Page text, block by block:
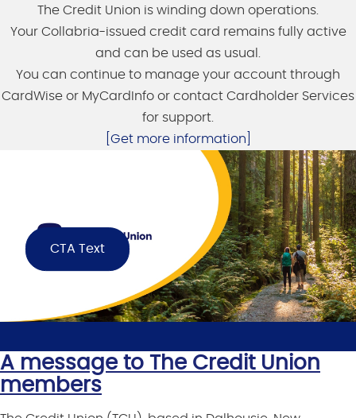
The Credit Union is winding down operations.
Your Collabria-issued credit card remains fully active
and can be used as usual.
You can continue to manage your account through
CardWise or MyCardInfo or contact Cardholder Services
for support.
[Get more information]
CTA Text
A message to The Credit Union
members